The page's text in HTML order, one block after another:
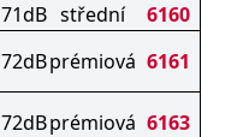
71dB střední
6160
72dBprémiová 6161
72dBprémiová 6163